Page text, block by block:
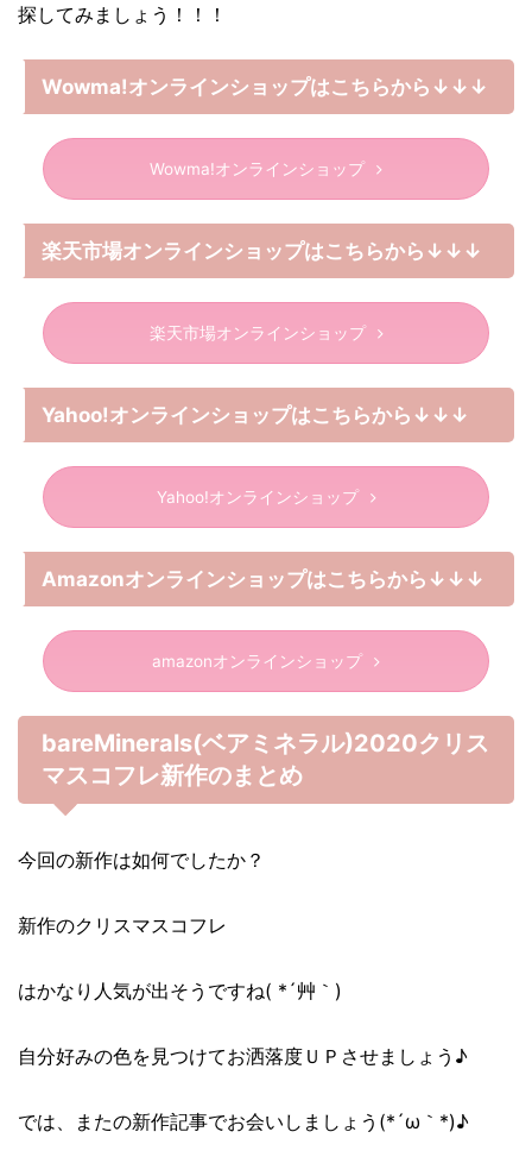
探してみましょう！！！
Wowma!オンラインショップはこちらから↓↓↓
Wowma!オンラインショップ
楽天市場オンラインショップはこちらから↓↓↓
楽天市場オンラインショップ
Yahoo!オンラインショップはこちらから↓↓↓
Yahoo!オンラインショップ
Amazonオンラインショップはこちらから↓↓↓
amazonオンラインショップ
bareMinerals(ベアミネラル)2020クリス
マスコフレ新作のまとめ
今回の新作は如何でしたか？
新作のクリスマスコフレ
はかなり人気が出そうですね( *´艸｀)
自分好みの色を見つけてお洒落度ＵＰさせましょう♪
では、またの新作記事でお会いしましょう(*´ω｀*)♪